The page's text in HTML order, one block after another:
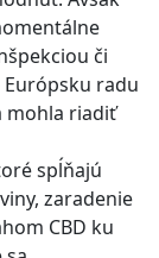
či
radu
mohla riadiť
spĺňajú
zaradenie
CBD ku